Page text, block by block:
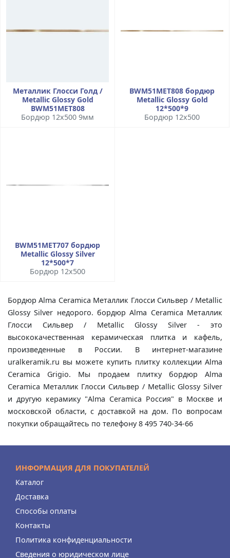
Металлик Глосси Голд /
Metallic Glossy Gold
BWM51MET808
Бордюр 12x500 9мм
BWM51MET808 бордюр
Metallic Glossy Gold
12*500*9
Бордюр 12x500
BWM51MET707 бордюр
Metallic Glossy Silver
12*500*7
Бордюр 12x500
Бордюр Alma Ceramica Металлик Глосси Сильвер / Metallic
Glossy Silver недорого. бордюр Alma Ceramica Металлик
Глосси Сильвер / Metallic Glossy Silver - это
высококачественная керамическая плитка и кафель,
произведенные в России. В интернет-магазине
uralkeramik.ru вы можете купить плитку коллекции Alma
Ceramica Grigio. Мы продаем плитку бордюр Alma
Ceramica Металлик Глосси Сильвер / Metallic Glossy Silver
и другую керамику "Alma Ceramica Россия" в Москве и
московской области, с доставкой на дом. По вопросам
покупки обращайтесь по телефону 8 495 740-34-66
ИНФОРМАЦИЯ ДЛЯ ПОКУПАТЕЛЕЙ
Каталог
Доставка
Способы оплаты
Контакты
Политика конфиденциальности
Сведения о юридическом лице